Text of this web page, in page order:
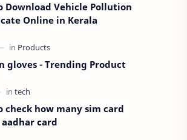
Download Vehicle Pollution
Online in Kerala
gloves - Trending Product
check how many sim card
card